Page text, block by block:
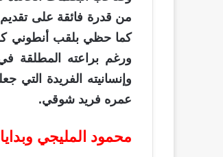
من قدرة فائقة على
كما حظي بلقب أنطوني
ورغم براعته المطلقة
وإنسانيته الفريدة
عمره فريد شوقي.
محمود المليجي